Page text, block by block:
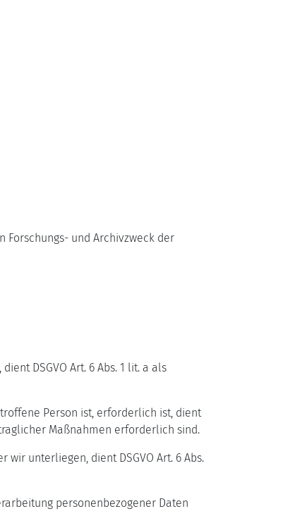
Forschungs- und Archivzweck der
DSGVO Art. 6 Abs. 1 lit. a als
Person ist, erforderlich ist, dient
Maßnahmen erforderlich sind.
unterliegen, dient DSGVO Art. 6 Abs.
personenbezogener Daten